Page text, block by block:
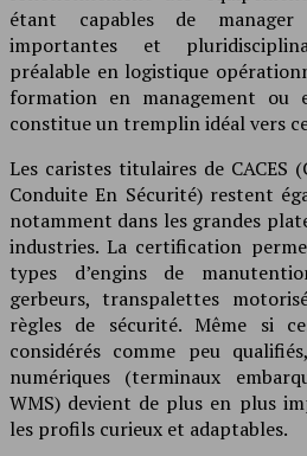
étant capables de manager
importantes et
préalable en logistique
formation en management ou
constitue un tremplin idéal vers
Les caristes titulaires de CACES
Conduite En Sécurité) restent
notamment dans les grandes
industries. La certification
types d’engins de
gerbeurs, transpalettes
règles de sécurité. Même si
considérés comme peu
numériques (terminaux
WMS) devient de plus en plus
les profils curieux et adaptables.